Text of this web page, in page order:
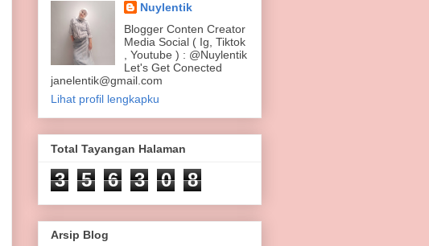
Nuylentik
Blogger Conten Creator
Media Social ( Ig, Tiktok
, Youtube ) : @Nuylentik
Let's Get Conected
janelentik@gmail.com
Lihat profil lengkapku
Total Tayangan Halaman
3 5 6 3 0 8
Arsip Blog